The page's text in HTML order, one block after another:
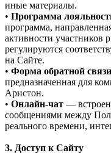
иные материалы.
• Программа
программа,
активности участников
регулируются
на Сайте.
• Форма обратной связи
предназначенная для
Аристон.
• Онлайн-чат —
сообщениями между
реального времени,
3. Доступ к Сайту